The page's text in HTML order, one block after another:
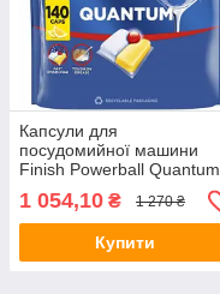
Капсули для
посудомийної машини
Finish Powerball Quantum
Lemon 140 шт
1 054,10 ₴ 1 270 ₴
Купити